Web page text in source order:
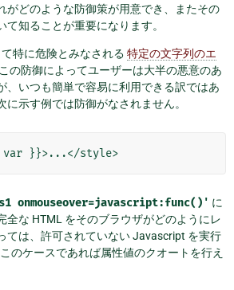
がどのような防御策が用意でき、またその
知ることが重要になります。
特に危険とみなされる 特定の文字列のエ
の防御によってユーザーは大半の悪意のあ
、いつも簡単で容易に利用できる訳ではあ
に示す例では防御がなされません。
onmouseover=javascript:func()' に
全な HTML をそのブラウザがどのようにレ
ては、許可されていない Javascript を実行
のケースであれば属性値のクオートを行え